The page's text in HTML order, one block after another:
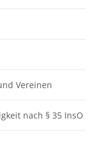
Vereinen
nach § 35 InsO